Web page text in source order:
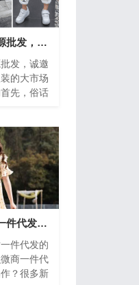
韩版童装一手货源批发，诚邀全国代理加盟
发，诚邀
的大市场
先，俗话
和大家说下微商一件代发童装货源具体流程是怎样的
件代发的
商一件代
？很多新